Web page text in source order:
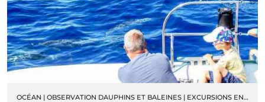
OCÉAN | OBSERVATION DAUPHINS ET BALEINES | EXCURSIONS EN BATEAU